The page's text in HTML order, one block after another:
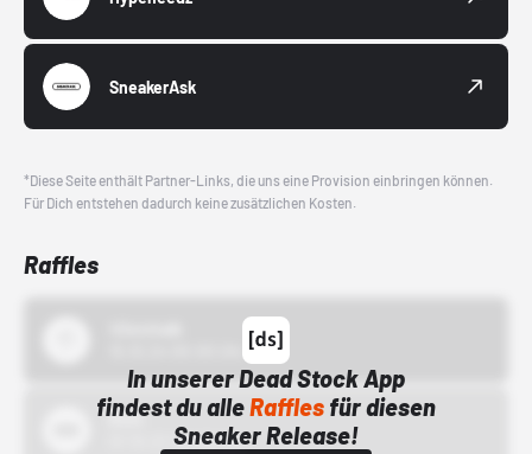
SneakerAsk
*Diese Seite enthält Partner-Links, die uns eine Provision einbringen können.
Für Dich entstehen dadurch keine zusätzlichen Kosten.
Raffles
In unserer Dead Stock App
findest du alleRafflesfür diesen
Sneaker Release!
Bstn
01.10.22 00:00 Uhr